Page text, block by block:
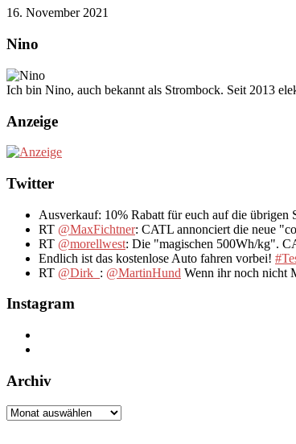
16. November 2021
Nino
Ich bin Nino, auch bekannt als Strombock. Seit 2013
Anzeige
Twitter
Ausverkauf: 10% Rabatt für euch auf die
RT @MaxFichtner: CATL annonciert die neue
RT @morellwest: Die "magischen 500Wh/kg".
Endlich ist das kostenlose Auto fahren vorbei!
RT @Dirk_ : @MartinHund Wenn ihr noch nicht
Instagram
Archiv
Archiv